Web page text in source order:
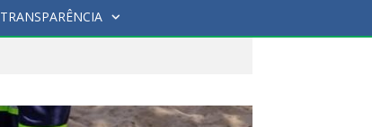
TRANSPARÊNCIA